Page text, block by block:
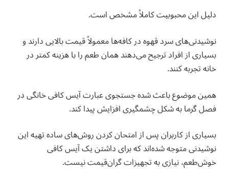
دلیل این محبوبیت کاملاً مشخص است.
نوشیدنی‌های سرد قهوه در کافه‌ها معمولاً قیمت بالایی دارند و
بسیاری از افراد ترجیح می‌دهند همان طعم را با هزینه کمتر در
خانه تجربه کنند.
همین موضوع باعث شده جستجوی عبارت آیس کافی خانگی در
فصل گرما به شکل چشمگیری افزایش پیدا کند.
بسیاری از کاربران پس از امتحان کردن روش‌های ساده تهیه این
نوشیدنی متوجه شده‌اند که برای داشتن یک آیس کافی
خوش‌طعم، نیازی به تجهیزات گران‌قیمت نیست.